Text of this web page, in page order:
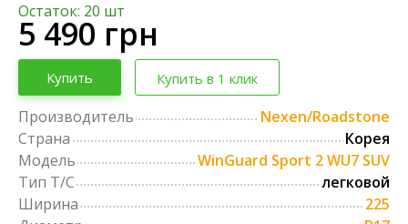
Остаток: 20 шт
5 490 грн
Купить Купить в 1 клик
Производитель
Nexen/Roadstone
Страна
Корея
Модель
WinGuard Sport 2 WU7 SUV
Тип Т/С
легковой
Ширина
225